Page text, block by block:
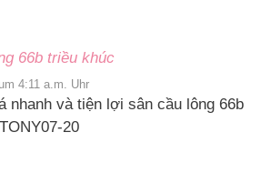
66b triều khúc
4:11 a.m. Uhr
nhanh và tiện lợi sân cầu lông 66b
20